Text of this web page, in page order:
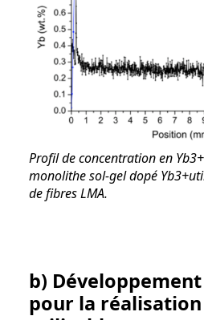
Profil de concentration en
monolithe sol-gel dopé
de fibres LMA.
b) Développement
pour la